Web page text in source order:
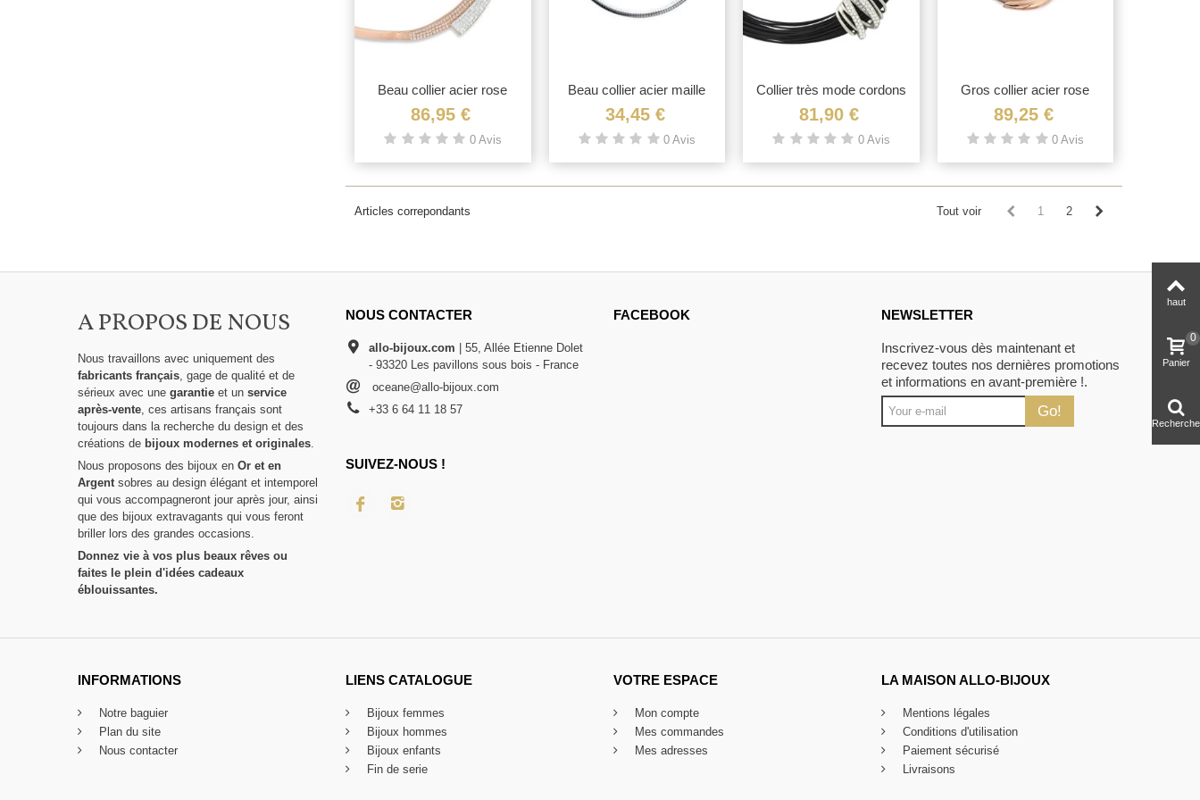
Vue rapide
Beau collier acier rose
rigide...
86,95 €
0 Avis
Vue rapide
Beau collier acier maille
OMÉGA
34,45 €
0 Avis
Vue rapide
Collier très mode cordons
cuir...
81,90 €
0 Avis
Vue rapide
Gros collier acier rose
maille mesh
89,25 €
0 Avis
1 2
Tout voir
Articles correpondants
A PROPOS DE NOUS
Nous travaillons avec uniquement des
fabricants français , gage de qualité et de
sérieux avec une garantie et un service
après-vente , ces artisans français sont
toujours dans la recherche du design et des
créations de bijoux modernes et originales
Nous proposons des bijoux en Or et en
Argent sobres au design élégant et intemporel
qui vous accompagneront jour après jour, ainsi
que des bijoux extravagants qui vous feront
briller lors des grandes occasions.
Donnez vie à vos plus beaux rêves ou
faites le plein d'idées cadeaux
éblouissantes.
NOUS CONTACTER
allo-bijoux.com | 55, Allée Etienne Dolet
- 93320 Les pavillons sous bois - France
oceane@allo-bijoux.com
+33 6 64 11 18 57
FACEBOOK NEWSLETTER
Inscrivez-vous dès maintenant et
recevez toutes nos dernières promotions
et informations en avant-première !.
Go!
SUIVEZ-NOUS !
INFORMATIONS
Notre baguier
Plan du site
Nous contacter
LIENS CATALOGUE
Bijoux femmes
Bijoux hommes
Bijoux enfants
Fin de serie
VOTRE ESPACE
Mon compte
Mes commandes
Mes adresses
LA MAISON ALLO-BIJOUX
Mentions légales
Conditions d'utilisation
Paiement sécurisé
Livraisons
haut
Panier
0